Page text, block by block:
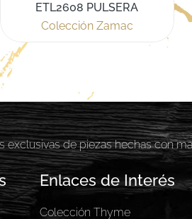
ETL2608 PULSERA
Colección Zamac
exclusivas de piezas hechas con
Enlaces de Interés
Colección Thyme